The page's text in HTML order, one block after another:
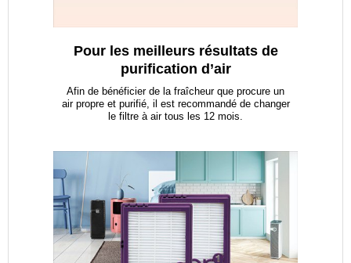
Pour les meilleurs résultats de
purification d’air
Afin de bénéficier de la fraîcheur que procure un
air propre et purifié, il est recommandé de changer
le filtre à air tous les 12 mois.